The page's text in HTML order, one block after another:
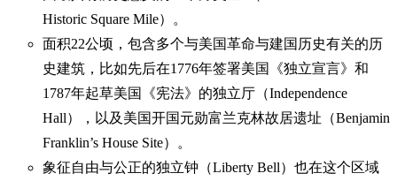
Historic Square Mile）。
面积22公顷，包含多个与美国革命与建国历史有关的历
史建筑，比如先后在1776年签署美国《独立宣言》和
1787年起草美国《宪法》的独立厅（Independence
Hall），以及美国开国元勋富兰克林故居遗址（Benjamin
Franklin’s House Site）。
象征自由与公正的独立钟（Liberty Bell）也在这个区域